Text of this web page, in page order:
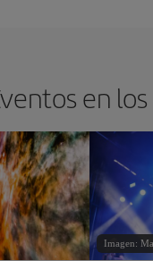
en
Imagen: